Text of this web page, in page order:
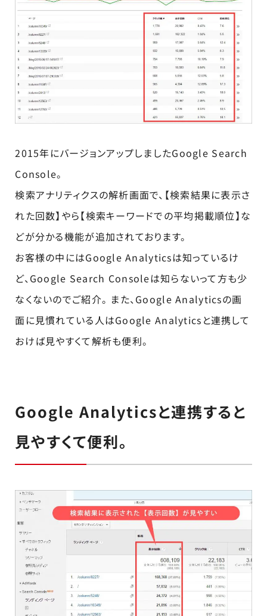
2015年にバージョンアップしましたGoogle Search
Console。
検索アナリティクスの解析画面で、【検索結果に表示さ
れた回数】やら【検索キーワードでの平均掲載順位】な
どが分かる機能が追加されております。
お客様の中にはGoogle Analyticsは知っているけ
ど、Google Search Consoleは知らないって方も少
なくないのでご紹介。 また、Google Analyticsの画
面に見慣れている人はGoogle Analyticsと連携して
おけば見やすくて解析も便利。
Google Analyticsと連携すると
見やすくて便利。